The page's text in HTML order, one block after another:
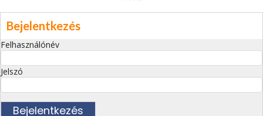
Bejelentkezés
Felhasználónév
Jelszó